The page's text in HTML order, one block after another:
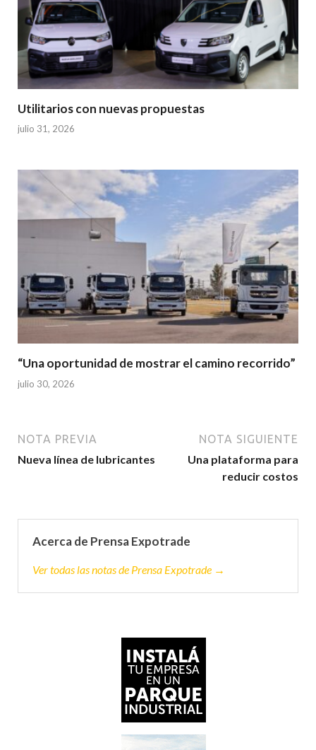
Utilitarios con nuevas propuestas
julio 31, 2026
“Una oportunidad de mostrar el camino recorrido”
julio 30, 2026
NOTA PREVIA
Nueva línea de lubricantes
NOTA SIGUIENTE
Una plataforma para
reducir costos
Acerca de Prensa Expotrade
Ver todas las notas de Prensa Expotrade →